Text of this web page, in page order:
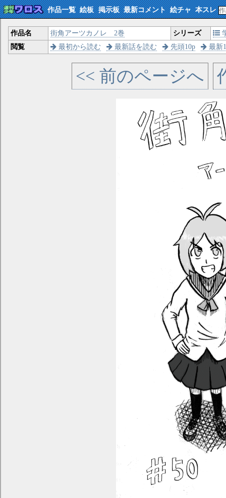
作品一覧 絵板 掲示板 最新コメント 絵チャ 本スレ
作品名 街角アーツカノレ 2巻 シリーズ
閲覧
最初から読む 最新話を読む 先頭10p 最新
<< 前のページへ